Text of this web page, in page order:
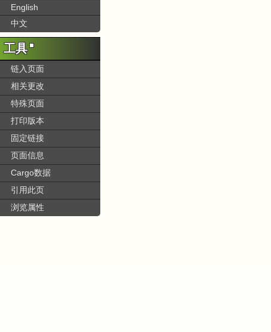
English
中文
工具
链入页面
相关更改
特殊页面
打印版本
固定链接
页面信息
Cargo数据
引用此页
浏览属性